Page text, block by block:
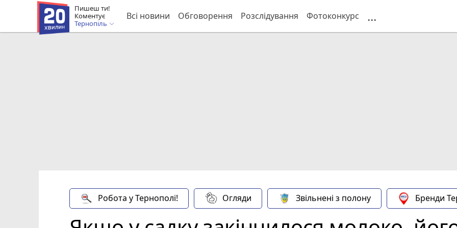
Пишеш ти!
Коментує
Тернопіль
Всі новини Обговорення Розслідування Фотоконкурс ...
Робота у Тернополі! Огляди Звільнені з полону Бренди